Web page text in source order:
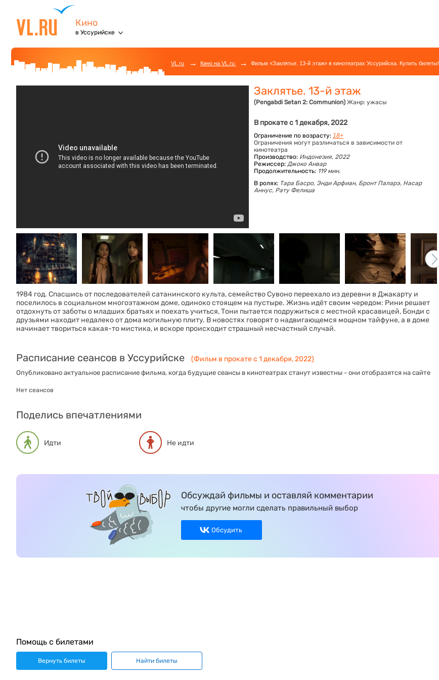
Кино
в Уссурийске
VL.ru → Кино на VL.ru → Фильм «Заклятье. 13-й этаж» в кинотеатрах Уссурийска. Купить билеты!
Заклятье. 13-й этаж
(Pengabdi Setan 2: Communion) Жанр: ужасы
В прокате с 1 декабря, 2022
Ограничение по возрасту: 18+
Ограничения могут различаться в зависимости от
кинотеатра
Производство: Индонезия, 2022
Режиссер: Джоко Анвар
Продолжительность: 119 мин.
В ролях: Тара Басро, Энди Арфиан, Бронт Паларэ, Насар
Аннус, Рату Фелиша
1984 год. Спасшись от последователей сатанинского культа, семейство Сувоно переехало из деревни в Джакарту и
поселилось в социальном многоэтажном доме, одиноко стоящем на пустыре. Жизнь идёт своим чередом: Рини решает
отдохнуть от заботы о младших братьях и поехать учиться, Тони пытается подружиться с местной красавицей, Бонди с
друзьями находит недалеко от дома могильную плиту. В новостях говорят о надвигающемся мощном тайфуне, а в доме
начинает твориться какая-то мистика, и вскоре происходит страшный несчастный случай.
Расписание сеансов в Уссурийске (Фильм в прокате с 1 декабря, 2022)
Опубликовано актуальное расписание фильма, когда будущие сеансы в кинотеатрах станут известны - они отобразятся на сайте
Нет сеансов
Поделись впечатлениями
Идти Не идти
Обсуждай фильмы и оставляй комментарии
чтобы другие могли сделать правильный выбор
Обсудить
Помощь с билетами
Вернуть билеты Найти билеты